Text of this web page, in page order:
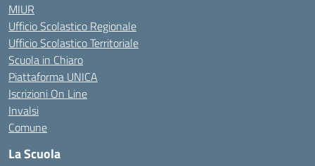
MIUR
Ufficio Scolastico Regionale
Ufficio Scolastico Territoriale
Scuola in Chiaro
Piattaforma UNICA
Iscrizioni On Line
Invalsi
Comune
La Scuola